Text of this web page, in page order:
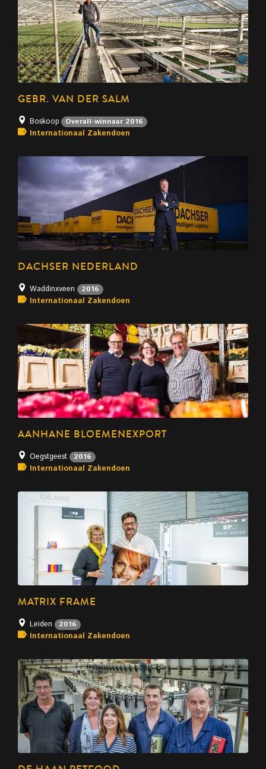
GEBR. VAN DER SALM
Boskoop Overall-winnaar 2016
Internationaal Zakendoen
DACHSER NEDERLAND
Waddinxveen 2016
Internationaal Zakendoen
AANHANE BLOEMENEXPORT
Oegstgeest 2016
Internationaal Zakendoen
MATRIX FRAME
Leiden 2016
Internationaal Zakendoen